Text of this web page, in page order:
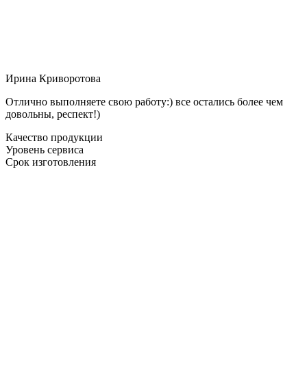
Ирина Криворотова
Отлично выполняете свою работу:) все остались более чем
довольны, респект!)
Качество продукции
Уровень сервиса
Срок изготовления